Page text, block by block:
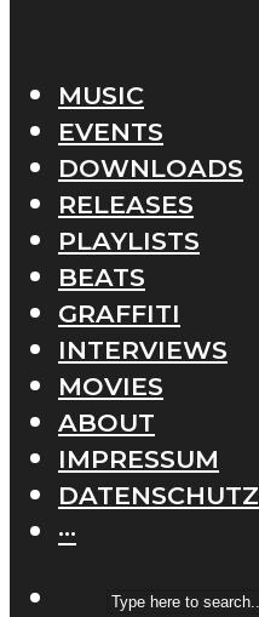
MUSIC
EVENTS
DOWNLOADS
RELEASES
PLAYLISTS
BEATS
GRAFFITI
INTERVIEWS
MOVIES
ABOUT
IMPRESSUM
DATENSCHUTZ
···